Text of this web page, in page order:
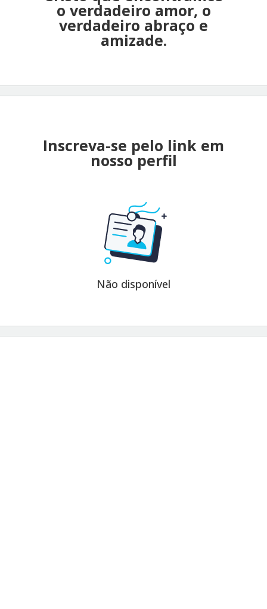
o verdadeiro amor, o
verdadeiro abraço e
amizade.
Inscreva-se pelo link em
nosso perfil
Não disponível